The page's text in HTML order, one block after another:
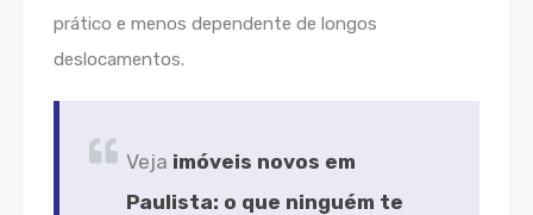
prático e menos dependente de longos
deslocamentos.
Veja imóveis novos em
Paulista: o que ninguém te